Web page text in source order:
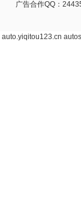
广告合作QQ：
auto.yiqitou123.cn